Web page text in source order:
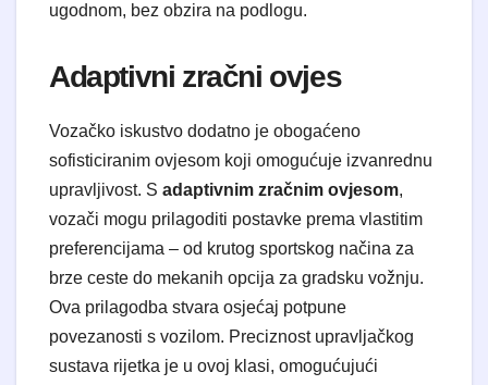
ugodnom, bez obzira na podlogu.
Adaptivni zračni ovjes
Vozačko iskustvo dodatno je obogaćeno
sofisticiranim ovjesom koji omogućuje izvanrednu
upravljivost. S adaptivnim zračnim ovjesom,
vozači mogu prilagoditi postavke prema vlastitim
preferencijama – od krutog sportskog načina za
brze ceste do mekanih opcija za gradsku vožnju.
Ova prilagodba stvara osjećaj potpune
povezanosti s vozilom. Preciznost upravljačkog
sustava rijetka je u ovoj klasi, omogućujući